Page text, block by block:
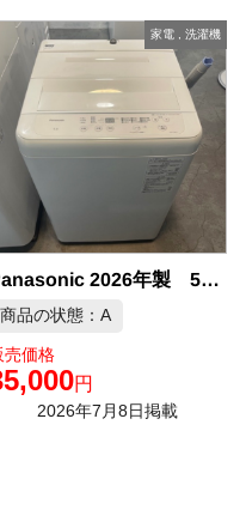
家電 洗濯機
Panasonic 2026年製 5kg 洗濯機 中古品販売
商品の状態：A
売価格
円
2026年7月8日掲載